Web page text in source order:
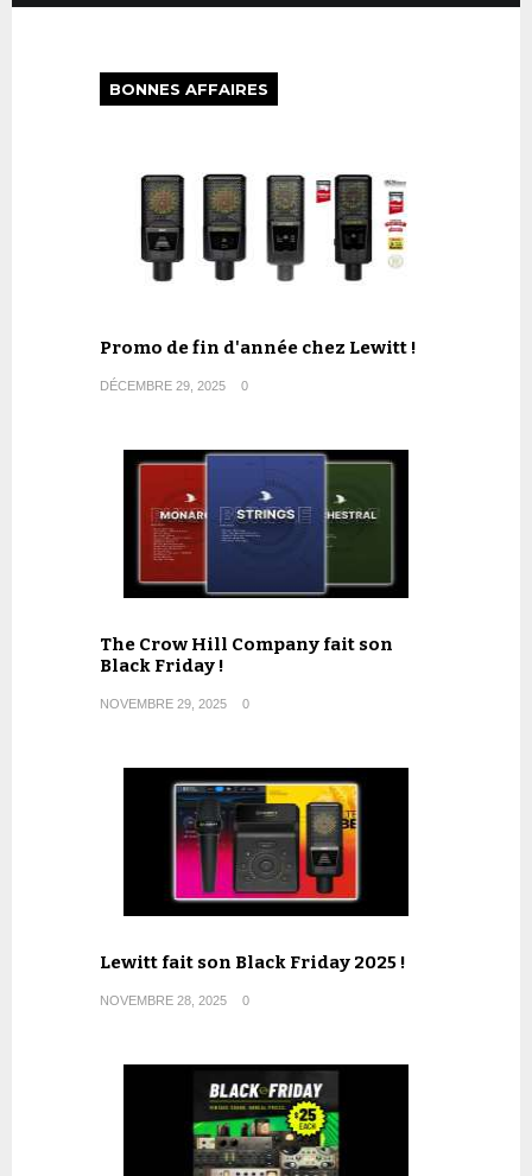
BONNES AFFAIRES
Promo de fin d'année chez Lewitt !
DÉCEMBRE 29, 2025 0
The Crow Hill Company fait son
Black Friday !
NOVEMBRE 29, 2025 0
Lewitt fait son Black Friday 2025 !
NOVEMBRE 28, 2025 0